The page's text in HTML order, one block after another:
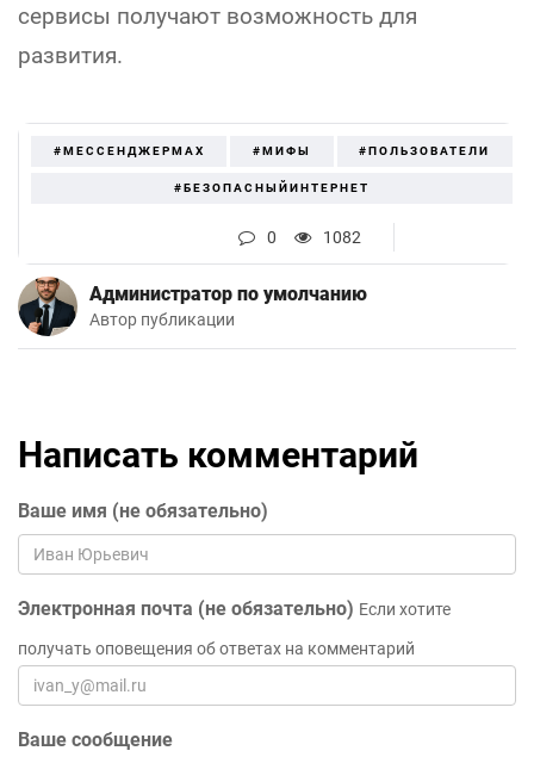
сервисы получают возможность для
развития.
#МЕССЕНДЖЕРMAX #МИФЫ #ПОЛЬЗОВАТЕЛИ
#БЕЗОПАСНЫЙИНТЕРНЕТ
0 1082
Администратор по умолчанию
Автор публикации
Написать комментарий
Ваше имя (не обязательно)
Электронная почта (не обязательно) Если хотите
получать оповещения об ответах на комментарий
Ваше сообщение